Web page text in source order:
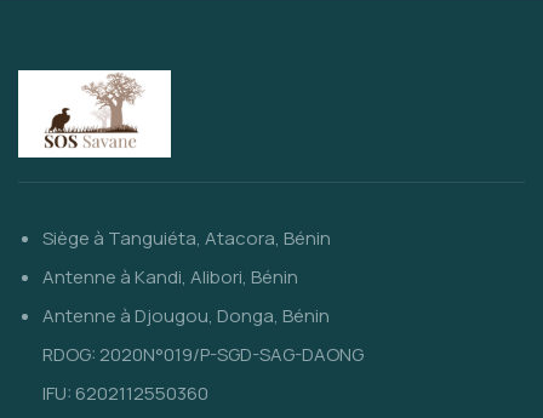
Siège à Tanguiéta, Atacora, Bénin
Antenne à Kandi, Alibori, Bénin
Antenne à Djougou, Donga, Bénin
RDOG: 2020N°019/P-SGD-SAG-DAONG
IFU: 6202112550360